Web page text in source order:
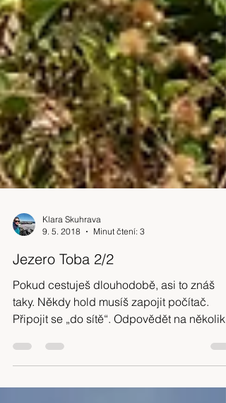
Klara Skuhrava
9. 5. 2018
Minut čtení: 3
Jezero Toba 2/2
Pokud cestuješ dlouhodobě, asi to znáš
Připojit se „do sítě“. Odpovědět na několik
mailů a jednodu